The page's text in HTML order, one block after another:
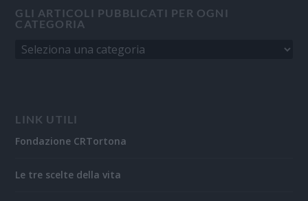
GLI ARTICOLI PUBBLICATI PER OGNI
CATEGORIA
LINK UTILI
Fondazione CRTortona
Le tre scelte della vita